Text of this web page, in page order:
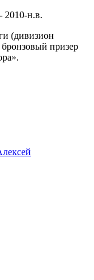
н.в.
(дивизион
призер